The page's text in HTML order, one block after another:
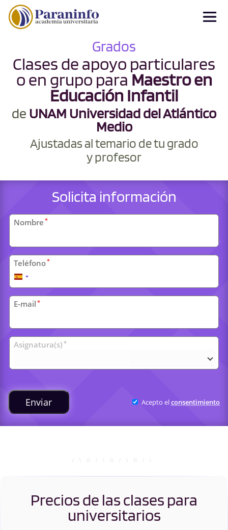
Grados
Clases de apoyo particulares
o en grupo paraMaestro en
Educación Infantil
de UNAM Universidad del Atlántico
Medio
Ajustadas al temario de tu grado
y profesor
Solicita información
Datos
personales
Nombre *
Teléfono*
España
+34
E-mail *
Clases
universitarias
Asignatura(s) *
Enviar Acepto elconsentimiento
Precios de las clases para
universitarios